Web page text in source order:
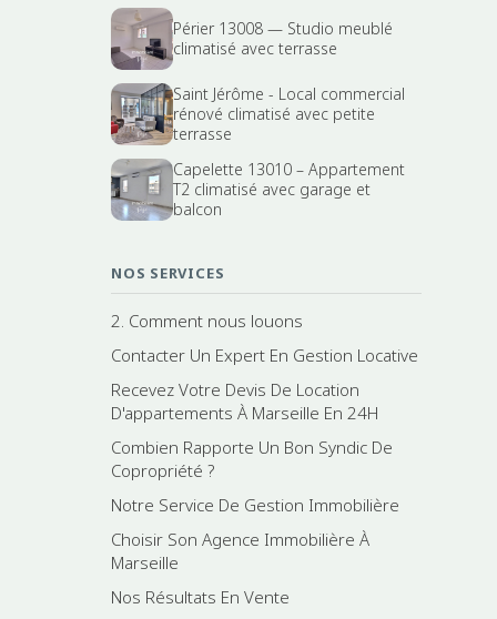
Périer 13008 — Studio meublé
climatisé avec terrasse
Saint Jérôme - Local commercial
rénové climatisé avec petite
terrasse
Capelette 13010 – Appartement
T2 climatisé avec garage et
balcon
NOS SERVICES
2. Comment nous louons
Contacter Un Expert En Gestion Locative
Recevez Votre Devis De Location
D'appartements À Marseille En 24H
Combien Rapporte Un Bon Syndic De
Copropriété ?
Notre Service De Gestion Immobilière
Choisir Son Agence Immobilière À
Marseille
Nos Résultats En Vente